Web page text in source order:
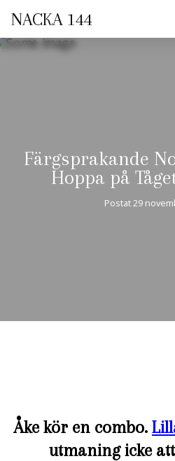
NACKA 144
Färgsprakande
Hoppa på
Postat29
Åke kör en combo.
utmaning icke